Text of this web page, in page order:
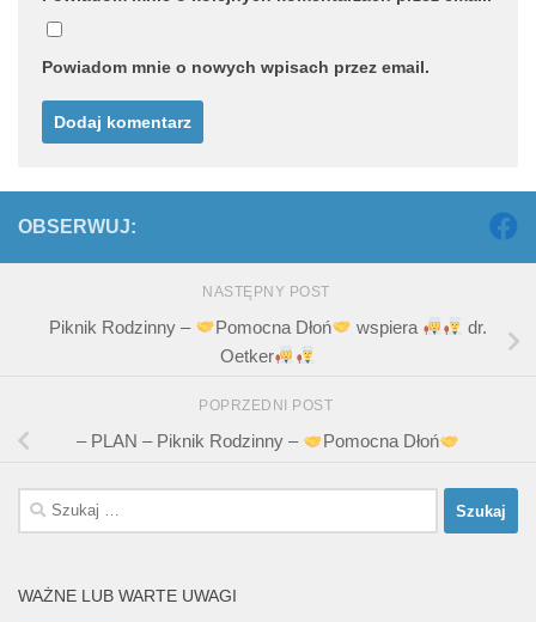
Powiadom mnie o nowych wpisach przez email.
OBSERWUJ:
NASTĘPNY POST
Piknik Rodzinny – Pomocna Dłoń wspiera
dr.
Oetker
POPRZEDNI POST
– PLAN – Piknik Rodzinny – Pomocna Dłoń
Szukaj:
WAŻNE LUB WARTE UWAGI